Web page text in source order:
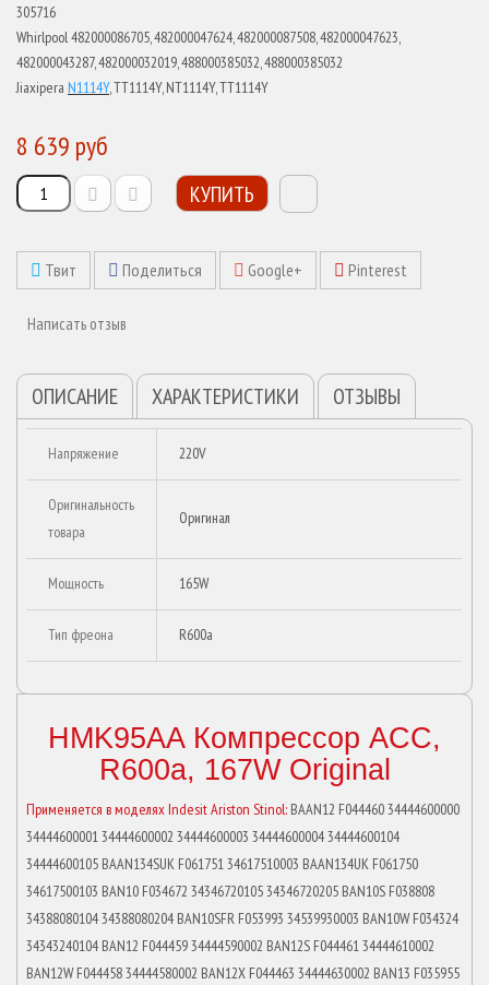
305716
Whirlpool 482000086705, 482000047624, 482000087508, 482000047623,
482000043287, 482000032019, 488000385032, 488000385032
Jiaxipera N1114Y, TT1114Y, NT1114Y, TT1114Y
8 639 руб
КУПИТЬ
Твит Поделиться Google+ Pinterest
Написать отзыв
ОПИСАНИЕ ХАРАКТЕРИСТИКИ ОТЗЫВЫ
Напряжение 220V
Оригинальность
товара
Оригинал
Мощность 165W
Тип фреона R600a
HMK95AA Компрессор ACC,
R600a, 167W Original
Применяется в моделях Indesit Ariston Stinol: BAAN12 F044460 34444600000
34444600001 34444600002 34444600003 34444600004 34444600104
34444600105 BAAN134SUK F061751 34617510003 BAAN134UK F061750
34617500103 BAN10 F034672 34346720105 34346720205 BAN10S F038808
34388080104 34388080204 BAN10SFR F053993 34539930003 BAN10W F034324
34343240104 BAN12 F044459 34444590002 BAN12S F044461 34444610002
BAN12W F044458 34444580002 BAN12X F044463 34444630002 BAN13 F035955